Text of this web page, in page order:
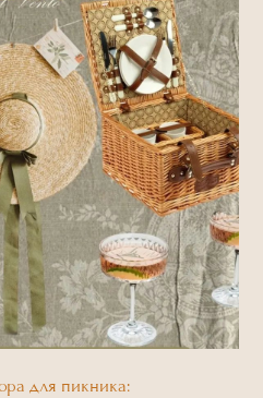
для пикника: